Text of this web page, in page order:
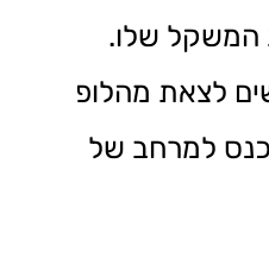
המשקל שלו.
לצאת מהלופ
למרחב של